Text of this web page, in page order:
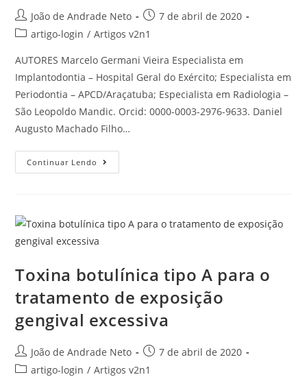
João de Andrade Neto
7 de abril de 2020
artigo-login / Artigos v2n1
AUTORES Marcelo Germani Vieira Especialista em
Implantodontia – Hospital Geral do Exército; Especialista em
Periodontia – APCD/Araçatuba; Especialista em Radiologia –
São Leopoldo Mandic. Orcid: 0000-0003-2976-9633. Daniel
Augusto Machado Filho…
Continuar Lendo
Toxina botulínica tipo A para o
tratamento de exposição
gengival excessiva
João de Andrade Neto
7 de abril de 2020
artigo-login / Artigos v2n1